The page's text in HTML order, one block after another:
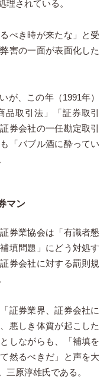
されている。
べき時が来たな」と受
害の一面が表面化した
、この年（1991年）
品取引法」「証券取引
券会社の一任勘定取引
「バブル酒に酔ってい
マン
券業協会は「有識者懇
填問題」にどう対処す
券会社に対する罰則規
証券業界、証券会社に
悪しき体質が起こした
しながらも、「補填を
然るべきだ」と声を大
原淳雄氏である。